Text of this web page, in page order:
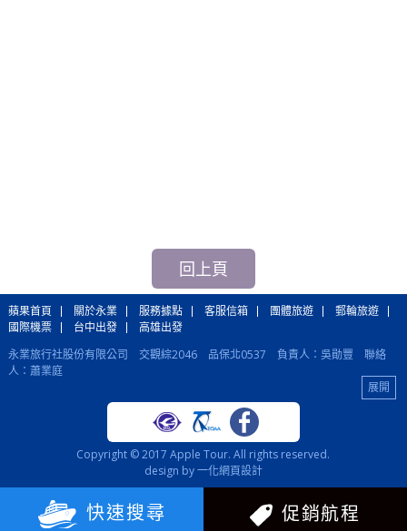
回上頁
促銷航程
快速搜尋
蘋果首頁 關於永業 服務據點 客服信箱 團體旅遊
郵輪旅遊
國際機票
台中出發
高雄出發
永業旅行社股份有限公司 交觀綜2046 品保北0537 負責人：吳勛豐 聯絡
人：蕭業庭
蘋果旅行社股份有限公司 交觀甲6350 品保北1305 負責人：侯孝祥 聯絡
國際機票：(02)2515-5990 國際訂房、各國自由行：(02)2502-5110 郵輪旅
總 公 司：(02)2515-5998 台 中：(04)2206-5888 高 雄：(07)291-9988
台北總公司：104 台北市中山區建國北路2段33號15樓之6
(02)2515-5989 傳真：(02)2515-5987
Copyright © 2017 Apple Tour. All rights reserved.
design by 一化網頁設計